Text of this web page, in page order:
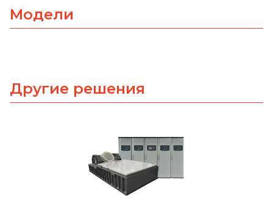
Модели
Другие решения